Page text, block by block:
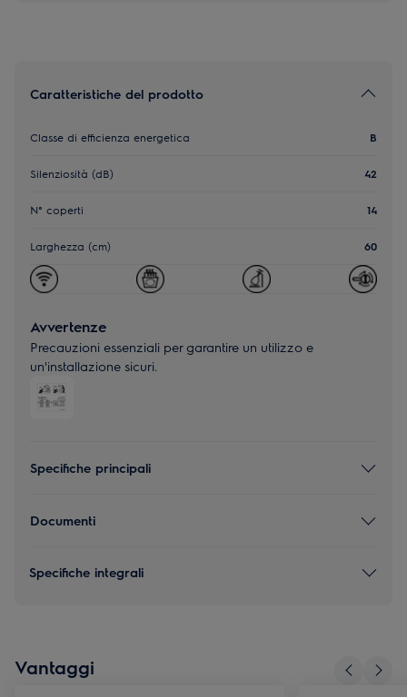
Caratteristiche del prodotto
Classe di efficienza energetica B
Silenziosità (dB) 42
N° coperti 14
Larghezza (cm) 60
Avvertenze
Precauzioni essenziali per garantire un utilizzo e
un'installazione sicuri.
Specifiche principali
Documenti
Specifiche integrali
Vantaggi